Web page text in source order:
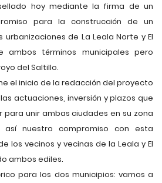
hoy mediante la firma de un
para la construcción de un
de La Leala Norte y El
ambos términos municipales pero
del Saltillo.
el inicio de la redacción del proyecto
actuaciones, inversión y plazos que
unir ambas ciudades en su zona
así nuestro compromiso con esta
los vecinos y vecinas de la Leala y El
ambos ediles.
para los dos municipios: vamos a